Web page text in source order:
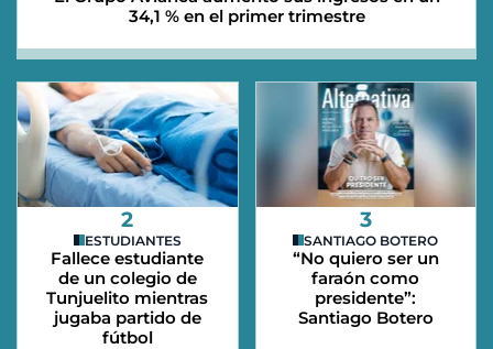
34,1 % en el primer trimestre
2
ESTUDIANTES
Fallece estudiante
de un colegio de
Tunjuelito mientras
jugaba partido de
fútbol
3
SANTIAGO BOTERO
“No quiero ser un
faraón como
presidente”:
Santiago Botero